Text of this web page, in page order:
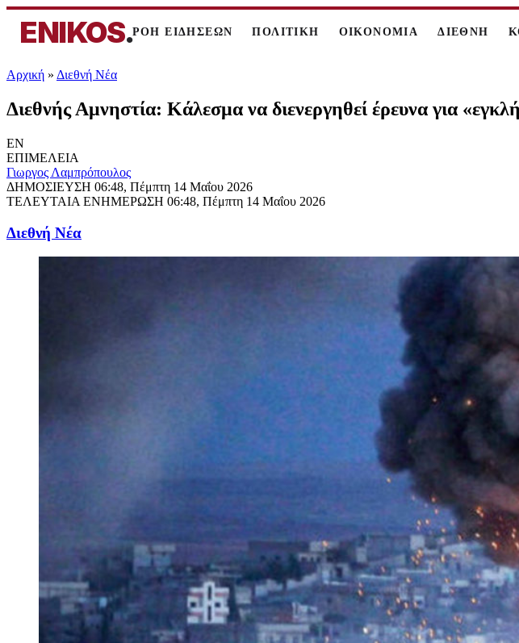
ENIKOS.ΡΟΗ ΕΙΔΗΣΕΩΝ ΠΟΛΙΤΙΚΗ ΟΙΚΟΝΟΜΙΑ ΔΙΕΘΝΗ
Αρχική » Διεθνή Νέα
Διεθνής Αμνηστία: Κάλεσμα να διενεργηθεί έρευνα για
EN
ΕΠΙΜΕΛΕΙΑ
Γιωργος Λαμπρόπουλος
ΔΗΜΟΣΙΕΥΣΗ 06:48, Πέμπτη 14 Μαΐου 2026
ΤΕΛΕΥΤΑΙΑ ΕΝΗΜΕΡΩΣΗ 06:48, Πέμπτη 14 Μαΐου 2026
Διεθνή Νέα